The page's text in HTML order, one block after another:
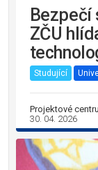
ZČU
Studující
Projektové
30. 04. 2026